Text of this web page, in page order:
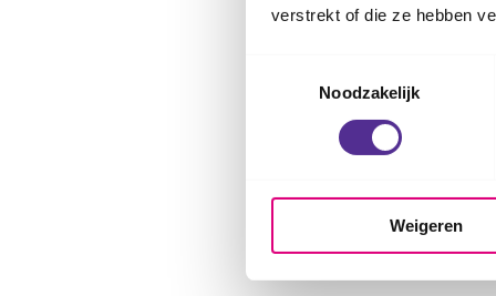
verstrekt of die ze hebben
Noodzakelijk
Weigeren
luisteren naar
van huilen', legt
Na een tijd is het
hem overdag te
Marieke.